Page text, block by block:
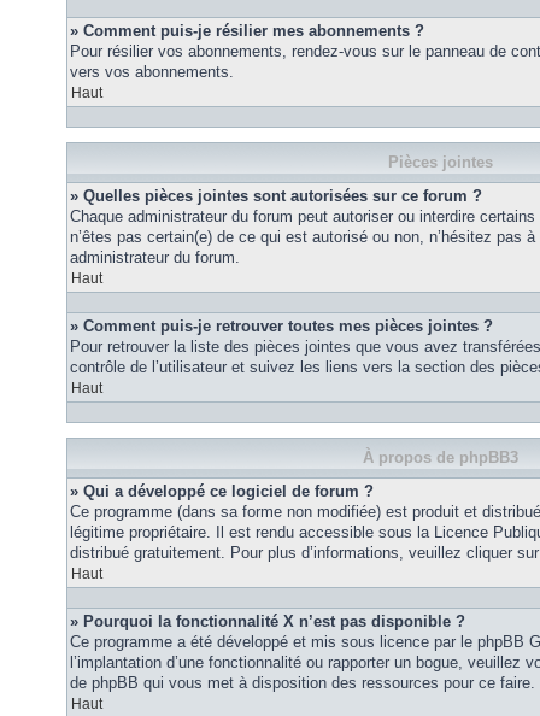
» Comment puis-je résilier mes abonnements ?
Pour résilier vos abonnements, rendez-vous sur le panneau de
vers vos abonnements.
Haut
Pièces jointes
» Quelles pièces jointes sont autorisées sur ce forum ?
Chaque administrateur du forum peut autoriser ou interdire
n’êtes pas certain(e) de ce qui est autorisé ou non, n’hésitez pas
administrateur du forum.
Haut
» Comment puis-je retrouver toutes mes pièces jointes ?
Pour retrouver la liste des pièces jointes que vous avez
contrôle de l’utilisateur et suivez les liens vers la section des
Haut
À propos de phpBB3
» Qui a développé ce logiciel de forum ?
Ce programme (dans sa forme non modifiée) est produit et
légitime propriétaire. Il est rendu accessible sous la Licence
distribué gratuitement. Pour plus d’informations, veuillez cliquer
Haut
» Pourquoi la fonctionnalité X n’est pas disponible ?
Ce programme a été développé et mis sous licence par le phpBB
l’implantation d’une fonctionnalité ou rapporter un bogue, veuillez
de phpBB qui vous met à disposition des ressources pour ce faire.
Haut